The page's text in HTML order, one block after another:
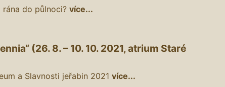
do půlnoci? více...
(26. 8. – 10. 10. 2021, atrium Staré
a Slavnosti jeřabin 2021 více...